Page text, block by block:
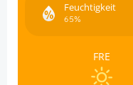
Feuchtigkeit
65%
FRE